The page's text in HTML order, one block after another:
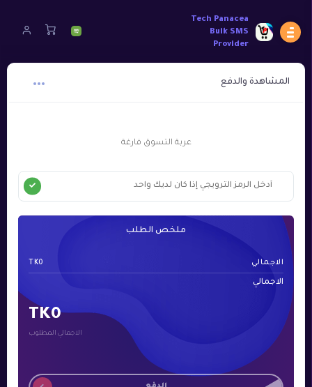
Tech Panacea
Bulk SMS
Provider
المشاهدة والدفع
عربة التسوق فارغة
ملخص الطلب
الاجمالي TK0
الاجمالي
TK0
الاجمالي المطلوب